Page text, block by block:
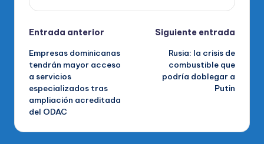
Navegación
de
entradas
Entrada anterior
Empresas dominicanas
tendrán mayor acceso
a servicios
especializados tras
ampliación acreditada
del ODAC
Siguiente entrada
Rusia: la crisis de
combustible que
podría doblegar a
Putin